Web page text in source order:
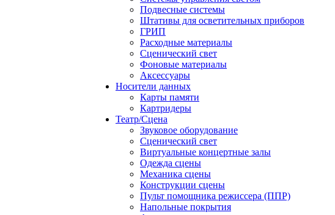
Подвесные системы
Штативы для осветительных приборов
ГРИП
Расходные материалы
Сценический свет
Фоновые материалы
Аксессуары
Носители данных
Карты памяти
Картридеры
Театр/Сцена
Звуковое оборудование
Сценический свет
Виртуальные концертные залы
Одежда сцены
Механика сцены
Конструкции сцены
Пульт помощника режиссера (ППР)
Напольные покрытия